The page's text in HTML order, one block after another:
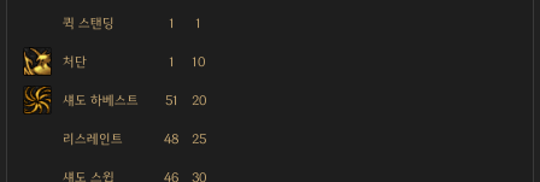
퀵 스탠딩 1 1
처단 1 10
섀도 하베스트 51 20
리스레인트 48 25
섀도 스윕 46 30